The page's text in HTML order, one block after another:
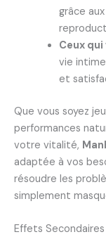
grâce
Ceux
vie
et
Que vous soyez
performances
votre vitalité,
adaptée à vos
résoudre les
simplement
Effets